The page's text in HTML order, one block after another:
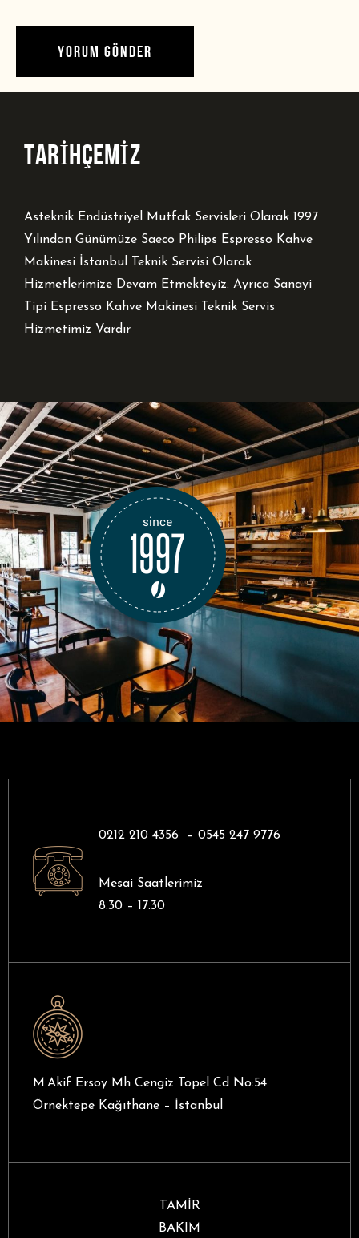
TARİHÇEMİZ
Asteknik Endüstriyel Mutfak Servisleri Olarak 1997
Yılından Günümüze Saeco Philips Espresso Kahve
Makinesi İstanbul Teknik Servisi Olarak
Hizmetlerimize Devam Etmekteyiz. Ayrıca Sanayi
Tipi Espresso Kahve Makinesi Teknik Servis
Hizmetimiz Vardır
0212 210 4356 – 0545 247 9776
Mesai Saatlerimiz
8.30 – 17.30
M.Akif Ersoy Mh Cengiz Topel Cd No:54
Örnektepe Kağıthane – İstanbul
TAMİR
BAKIM